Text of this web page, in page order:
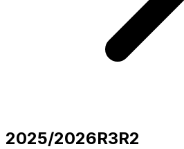
2025/2026R3R2